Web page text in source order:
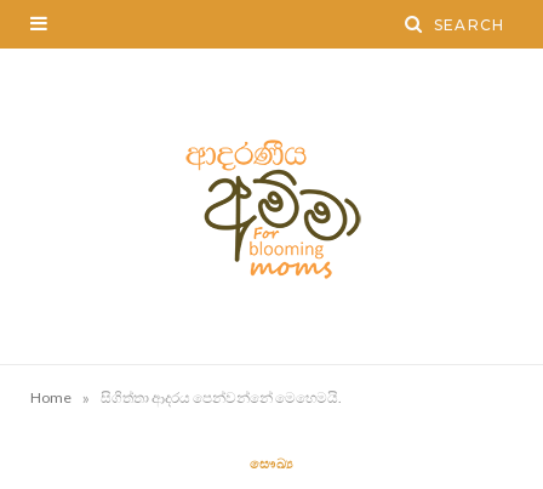
Home » සිගිත්තා ආදරය පෙන්වන්නේ මෙහෙමයි.
සෞඛ්‍ය